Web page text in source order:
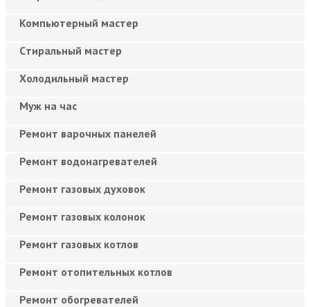
Компьютерный мастер
Cтиральный мастер
Холодильный мастер
Муж на час
Ремонт варочных панелей
Ремонт водонагревателей
Ремонт газовых духовок
Ремонт газовых колонок
Ремонт газовых котлов
Ремонт отопительных котлов
Ремонт обогревателей